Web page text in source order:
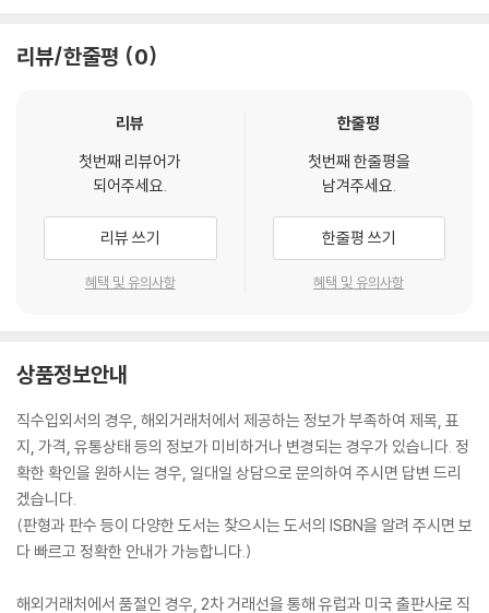
리뷰/한줄평 0
리뷰
첫번째 리뷰어가
되어주세요.
리뷰 쓰기
혜택 및 유의사항
한줄평
첫번째 한줄평을
남겨주세요.
한줄평 쓰기
혜택 및 유의사항
상품정보안내
직수입외서의 경우, 해외거래처에서 제공하는 정보가 부족하여 제목, 표
지, 가격, 유통상태 등의 정보가 미비하거나 변경되는 경우가 있습니다. 정
확한 확인을 원하시는 경우, 일대일 상담으로 문의하여 주시면 답변 드리
겠습니다.
(판형과 판수 등이 다양한 도서는 찾으시는 도서의 ISBN을 알려 주시면 보
다 빠르고 정확한 안내가 가능합니다.)
해외거래처에서 품절인 경우, 2차 거래선을 통해 유럽과 미국 출판사로 직